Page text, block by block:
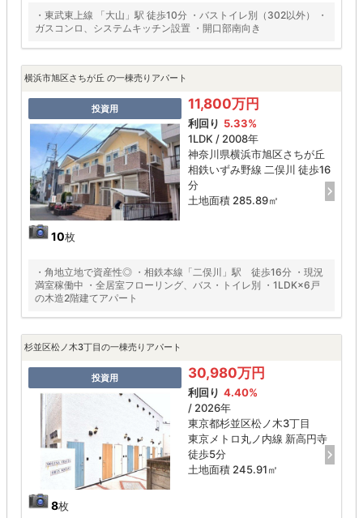
・東武東上線 「大山」駅 徒歩10分 ・バストイレ別（302以外） ・
ガスコンロ、システムキッチン設置 ・開口部南向き
横浜市旭区さちが丘 の一棟売りアパート
投資用
10枚
11,800万円
利回り 5.33%
1LDK / 2008年
神奈川県横浜市旭区さちが丘
相鉄いずみ野線 二俣川 徒歩16
分
土地面積 285.89㎡
・角地立地で資産性◎ ・相鉄本線「二俣川」駅 徒歩16分 ・現況
満室稼働中 ・全居室フローリング、バス・トイレ別 ・1LDK×6戸
の木造2階建てアパート
杉並区松ノ木3丁目の一棟売りアパート
投資用
8枚
30,980万円
利回り 4.40%
/ 2026年
東京都杉並区松ノ木3丁目
東京メトロ丸ノ内線 新高円寺
徒歩5分
土地面積 245.91㎡